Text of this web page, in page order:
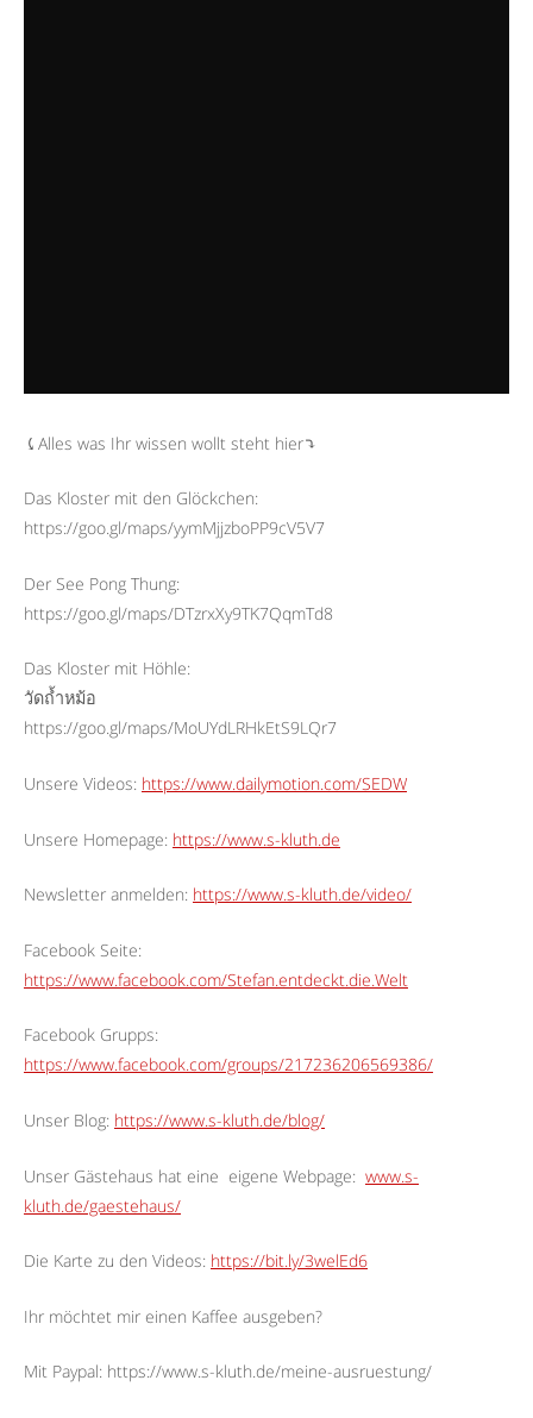
⤹Alles was Ihr wissen wollt steht hier⤵︎
Das Kloster mit den Glöckchen:
https://goo.gl/maps/yymMjjzboPP9cV5V7
Der See Pong Thung:
https://goo.gl/maps/DTzrxXy9TK7QqmTd8
Das Kloster mit Höhle:
วัดถ้ำหม้อ
https://goo.gl/maps/MoUYdLRHkEtS9LQr7
Unsere Videos: https://www.dailymotion.com/SEDW
Unsere Homepage: https://www.s-kluth.de
Newsletter anmelden: https://www.s-kluth.de/video/
Facebook Seite:
https://www.facebook.com/Stefan.entdeckt.die.Welt
Facebook Grupps:
https://www.facebook.com/groups/217236206569386/
Unser Blog: https://www.s-kluth.de/blog/
Unser Gästehaus hat eine eigene Webpage: www.s-
kluth.de/gaestehaus/
Die Karte zu den Videos: https://bit.ly/3welEd6
Ihr möchtet mir einen Kaffee ausgeben?
Mit Paypal: https://www.s-kluth.de/meine-ausruestung/